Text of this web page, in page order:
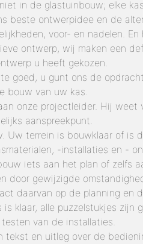
in de glastuinbouw; elke
beste ontwerpidee en de
voor- en nadelen.
ontwerp, wij maken een
u heeft gekozen.
goed, u gunt ons de
bouw van uw kas.
onze projectleider. Hij
aanspreekpunt.
Uw terrein is bouwklaar of is
-installaties en -
iets aan het plan of zelfs
door gewijzigde
daarvan op de planning en
is klaar, alle puzzelstukjes
van de installaties.
tekst en uitleg over de